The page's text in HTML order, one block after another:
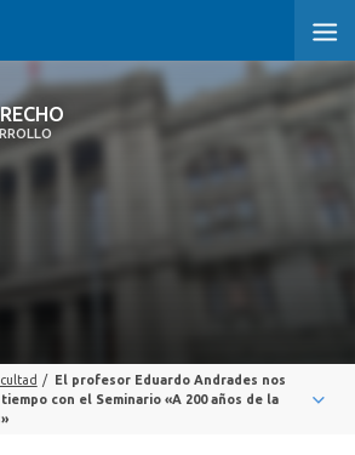
/ El profesor Eduardo Andrades nos
con el Seminario «A 200 años de la